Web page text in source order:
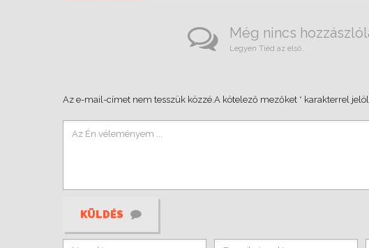
Még nincs
Legyen Tiéd az első.
Az e-mail-címet nem tesszük közzé. A kötelező mezőket * karakterrel
KÜLDÉS